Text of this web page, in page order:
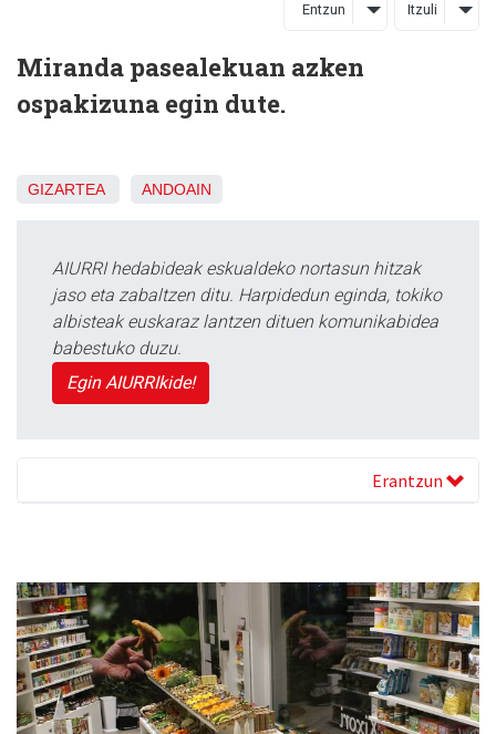
Entzun Itzuli
Miranda pasealekuan azken
ospakizuna egin dute.
GIZARTEA ANDOAIN
AIURRI hedabideak eskualdeko nortasun hitzak
jaso eta zabaltzen ditu. Harpidedun eginda, tokiko
albisteak euskaraz lantzen dituen komunikabidea
babestuko duzu.
Egin AIURRIkide!
Erantzun